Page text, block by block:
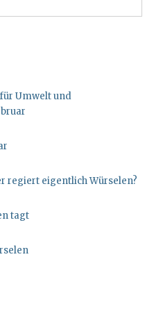
Umwelt und
regiert eigentlich Würselen?
tagt